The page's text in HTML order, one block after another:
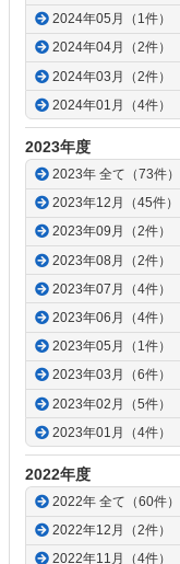
2024年05月（1件）
2024年04月（2件）
2024年03月（2件）
2024年01月（4件）
2023年度
2023年 全て（73件）
2023年12月（45件）
2023年09月（2件）
2023年08月（2件）
2023年07月（4件）
2023年06月（4件）
2023年05月（1件）
2023年03月（6件）
2023年02月（5件）
2023年01月（4件）
2022年度
2022年 全て（60件）
2022年12月（2件）
2022年11月（4件）